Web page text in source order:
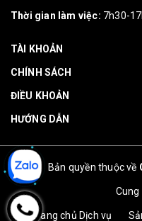
Thời gian làm việc: 7h30-
TÀI KHOẢN
CHÍNH SÁCH
ĐIỀU KHOẢN
HƯỚNG DẪN
Bản quyền thuộc về
Trang chủ Dịch vụ